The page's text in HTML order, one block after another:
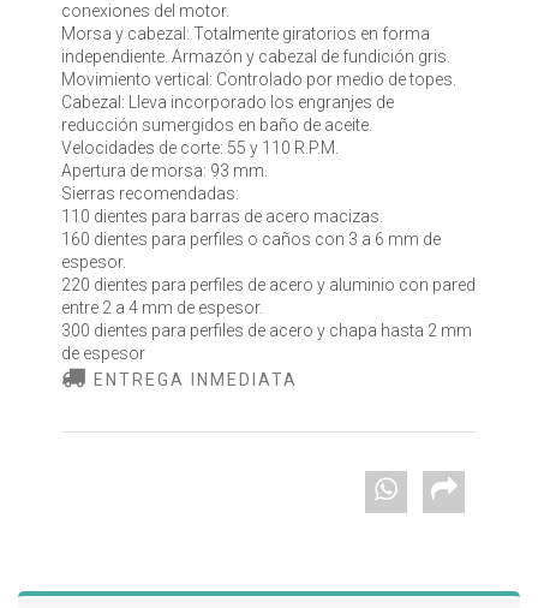
conexiones del motor.
Morsa y cabezal: Totalmente giratorios en forma
independiente. Armazón y cabezal de fundición gris.
Movimiento vertical: Controlado por medio de topes.
Cabezal: Lleva incorporado los engranjes de
reducción sumergidos en baño de aceite.
Velocidades de corte: 55 y 110 R.P.M.
Apertura de morsa: 93 mm.
Sierras recomendadas:
110 dientes para barras de acero macizas.
160 dientes para perfiles o caños con 3 a 6 mm de
espesor.
220 dientes para perfiles de acero y aluminio con pared
entre 2 a 4 mm de espesor.
300 dientes para perfiles de acero y chapa hasta 2 mm
de espesor
ENTREGA INMEDIATA